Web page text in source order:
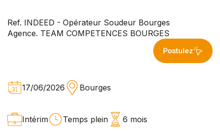
Ref. INDEED - Opérateur Soudeur Bourges
Agence. TEAM COMPETENCES BOURGES
Postulez
17/06/2026 Bourges
Intérim Temps plein 6 mois